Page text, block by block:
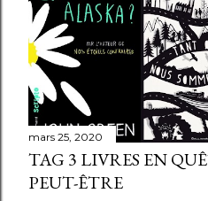
mars 25, 2020
TAG 3 LIVRES EN
PEUT-ÊTRE